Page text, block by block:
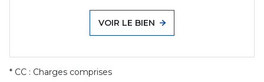
VOIR LE BIEN
* CC : Charges comprises